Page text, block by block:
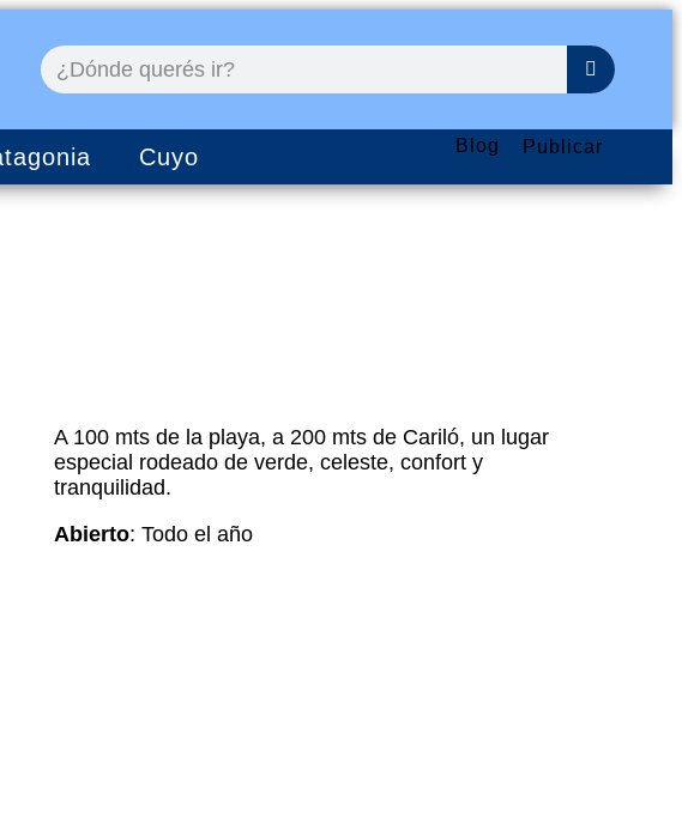
Cuyo Blog Publicar
A 100 mts de la playa, a 200 mts de Cariló, un lugar
especial rodeado de verde, celeste, confort y
tranquilidad.
Abierto: Todo el año